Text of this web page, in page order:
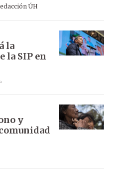
ÚH
la
la SIP en
y